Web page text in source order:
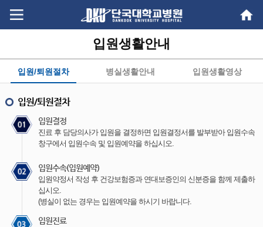
content
menu
입원생활안내
입원/퇴원절차 병실생활안내 입원생활영상
입원/퇴원절차
입원결정
진료 후 담당의사가 입원을 결정하면 입원결정서를 발부받아 입원수속
창구에서 입원수속 및 입원예약을 하십시오.
입원수속(입원예약)
입원약정서 작성 후 건강보험증과 연대보증인의 신분증을 함께 제출하
십시오.
(병실이 없는 경우는 입원예약을 하시기 바랍니다.
입원진료